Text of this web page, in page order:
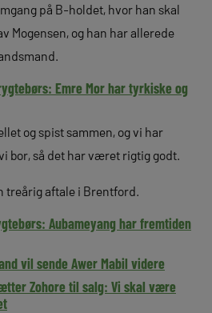
på B-holdet, hvor han skal
Mogensen, og han har allerede
Emre Mor har tyrkiske og
og spist sammen, og vi har
bor, så det har været rigtig godt.
treårig aftale i Brentford.
Aubameyang har fremtiden
vil sende Awer Mabil videre
Zohore til salg: Vi skal være